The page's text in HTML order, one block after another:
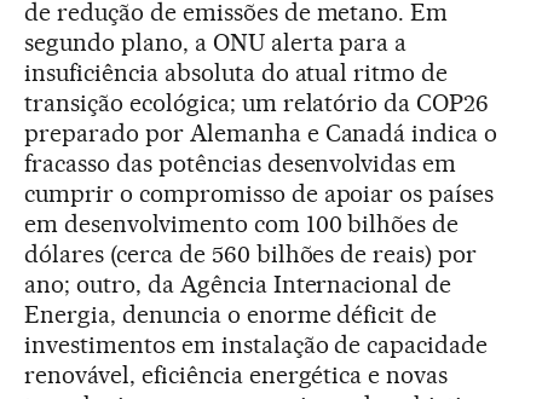
de redução de emissões de metano. Em
segundo plano, a ONU alerta para a
insuficiência absoluta do atual ritmo de
transição ecológica; um relatório da COP26
preparado por Alemanha e Canadá indica o
fracasso das potências desenvolvidas em
cumprir o compromisso de apoiar os países
em desenvolvimento com 100 bilhões de
dólares (cerca de 560 bilhões de reais) por
ano; outro, da Agência Internacional de
Energia, denuncia o enorme déficit de
investimentos em instalação de capacidade
renovável, eficiência energética e novas